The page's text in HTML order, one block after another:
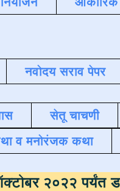
नवोदय सराव पेपर
सेतू चाचणी
व मनोरंजक कथा
दिनांक ऑक्टोबर